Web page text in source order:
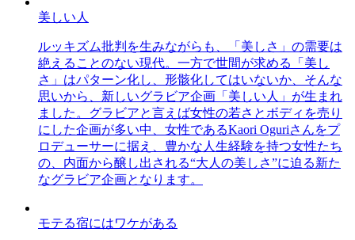
美しい人
ルッキズム批判を生みながらも、「美しさ」の需要は
絶えることのない現代。一方で世間が求める「美し
さ」はパターン化し、形骸化してはいないか、そんな
思いから、新しいグラビア企画「美しい人」が生まれ
ました。グラビアと言えば女性の若さとボディを売り
にした企画が多い中、女性であるKaori Oguriさんをプ
ロデューサーに据え、豊かな人生経験を持つ女性たち
の、内面から醸し出される“大人の美しさ”に迫る新た
なグラビア企画となります。
モテる宿にはワケがある